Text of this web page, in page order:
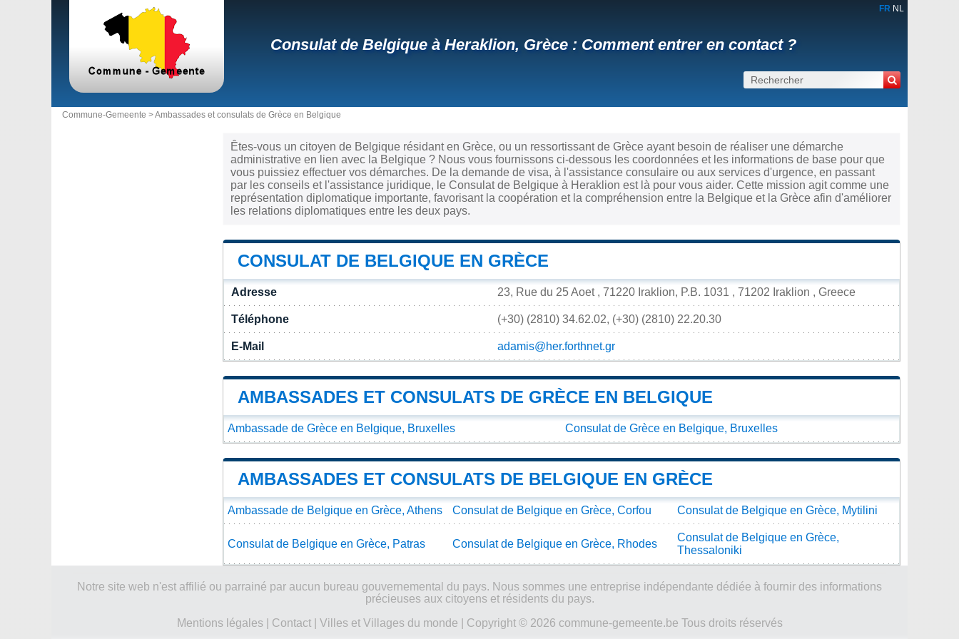
FR NL
Consulat de Belgique à Heraklion, Grèce : Comment entrer en contact ?
Commune-Gemeente >Ambassades et consulats de Grèce en Belgique
Êtes-vous un citoyen de Belgique résidant en Grèce, ou un ressortissant de Grèce ayant besoin de réaliser une démarche
administrative en lien avec la Belgique ? Nous vous fournissons ci-dessous les coordonnées et les informations de base pour que
vous puissiez effectuer vos démarches. De la demande de visa, à l'assistance consulaire ou aux services d'urgence, en passant
par les conseils et l'assistance juridique, le Consulat de Belgique à Heraklion est là pour vous aider. Cette mission agit comme une
représentation diplomatique importante, favorisant la coopération et la compréhension entre la Belgique et la Grèce afin d'améliorer
les relations diplomatiques entre les deux pays.
CONSULAT DE BELGIQUE EN GRÈCE
Adresse 23, Rue du 25 Aoet , 71220 Iraklion, P.B. 1031 , 71202 Iraklion , Greece
Téléphone (+30) (2810) 34.62.02, (+30) (2810) 22.20.30
E-Mail adamis@her.forthnet.gr
AMBASSADES ET CONSULATS DE GRÈCE EN BELGIQUE
Ambassade de Grèce en Belgique, Bruxelles Consulat de Grèce en Belgique, Bruxelles
AMBASSADES ET CONSULATS DE BELGIQUE EN GRÈCE
Ambassade de Belgique en Grèce, Athens Consulat de Belgique en Grèce, Corfou Consulat de Belgique en Grèce, Mytilini
Consulat de Belgique en Grèce, Patras Consulat de Belgique en Grèce, Rhodes
Consulat de Belgique en Grèce,
Thessaloniki
Notre site web n'est affilié ou parrainé par aucun bureau gouvernemental du pays. Nous sommes une entreprise indépendante dédiée à fournir des informations
précieuses aux citoyens et résidents du pays.
Mentions légales| Contact| Villes et Villages du monde | Copyright © 2026 commune-gemeente.be Tous droits réservés